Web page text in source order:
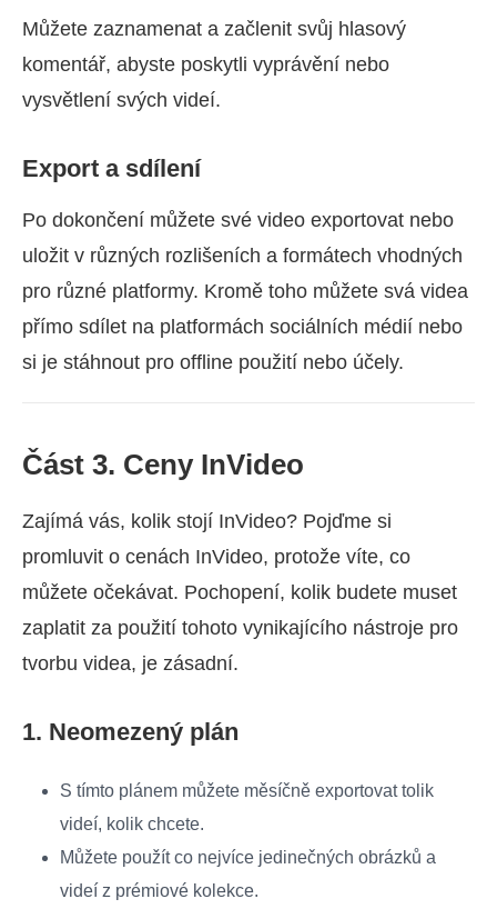
Můžete zaznamenat a začlenit svůj hlasový
komentář, abyste poskytli vyprávění nebo
vysvětlení svých videí.
Export a sdílení
Po dokončení můžete své video exportovat nebo
uložit v různých rozlišeních a formátech vhodných
pro různé platformy. Kromě toho můžete svá videa
přímo sdílet na platformách sociálních médií nebo
si je stáhnout pro offline použití nebo účely.
Část 3. Ceny InVideo
Zajímá vás, kolik stojí InVideo? Pojďme si
promluvit o cenách InVideo, protože víte, co
můžete očekávat. Pochopení, kolik budete muset
zaplatit za použití tohoto vynikajícího nástroje pro
tvorbu videa, je zásadní.
1. Neomezený plán
S tímto plánem můžete měsíčně exportovat tolik
videí, kolik chcete.
Můžete použít co nejvíce jedinečných obrázků a
videí z prémiové kolekce.